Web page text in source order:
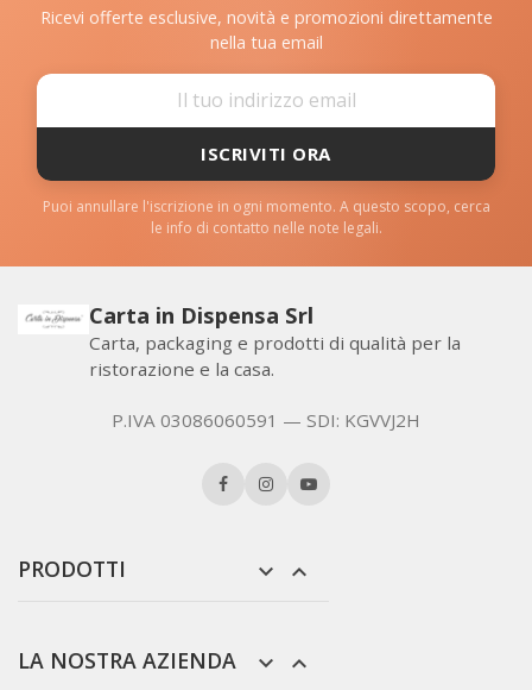
Ricevi offerte esclusive, novità e promozioni direttamente
nella tua email
ISCRIVITI ORA
Puoi annullare l'iscrizione in ogni momento. A questo scopo, cerca
le info di contatto nelle note legali.
Carta in Dispensa Srl
Carta, packaging e prodotti di qualità per la
ristorazione e la casa.
P.IVA 03086060591 — SDI: KGVVJ2H
PRODOTTI  
LA NOSTRA AZIENDA  